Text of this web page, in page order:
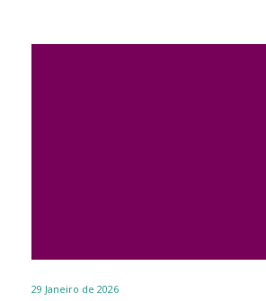
29 Janeiro de 2026